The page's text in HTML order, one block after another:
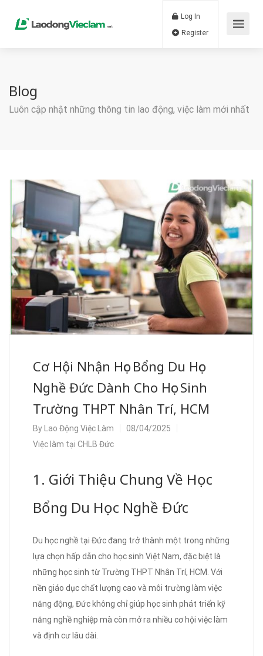
Log In
Blog
Luôn cập nhật những thông tin lao động, việc làm mới nhất
Cơ Hội Nhận Học Bổng Du Học
Nghề Đức Dành Cho Học Sinh
Trường THPT Nhân Trí, HCM
By Lao Động Việc Làm
08/04/2025
Việc làm tại CHLB Đức
1. Giới Thiệu Chung Về Học
Bổng Du Học Nghề Đức
Du học nghề tại Đức đang trở thành một trong những
lựa chọn hấp dẫn cho học sinh Việt Nam, đặc biệt là
những học sinh từ Trường THPT Nhân Trí, HCM. Với
nền giáo dục chất lượng cao và môi trường làm việc
năng động, Đức không chỉ giúp học sinh phát triển kỹ
năng nghề nghiệp mà còn mở ra nhiều cơ hội việc làm
và định cư lâu dài.